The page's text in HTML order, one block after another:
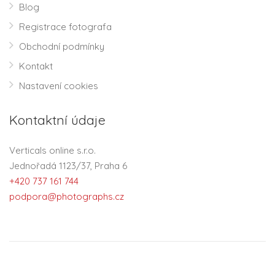
Blog
Registrace fotografa
Obchodní podmínky
Kontakt
Nastavení cookies
Kontaktní údaje
Verticals online s.r.o.
Jednořadá 1123/37, Praha 6
+420 737 161 744
podpora@photographs.cz